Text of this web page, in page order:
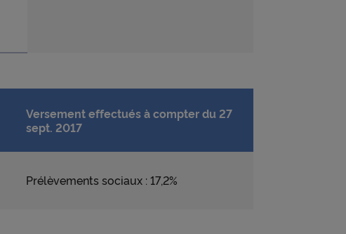
Versement effectués à compter du 27
sept. 2017
Prélèvements sociaux : 17,2%